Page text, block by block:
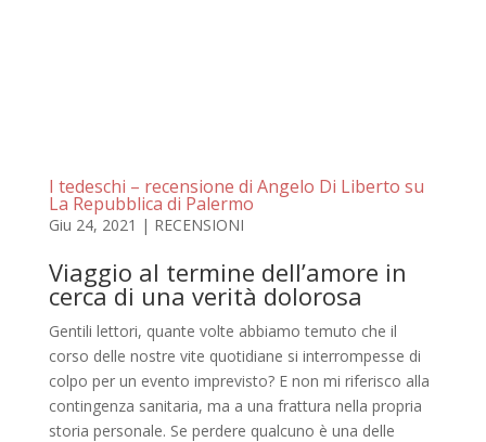
I tedeschi – recensione di Angelo Di Liberto su
La Repubblica di Palermo
Giu 24, 2021 | RECENSIONI
Viaggio al termine dell’amore in
cerca di una verità dolorosa
Gentili lettori, quante volte abbiamo temuto che il
corso delle nostre vite quotidiane si interrompesse di
colpo per un evento imprevisto? E non mi riferisco alla
contingenza sanitaria, ma a una frattura nella propria
storia personale. Se perdere qualcuno è una delle